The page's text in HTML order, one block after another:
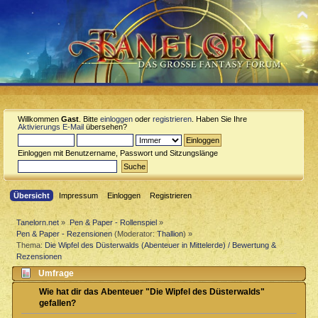
Willkommen Gast . Bitte einloggen oder registrieren . Haben Sie Ihre
Aktivierungs E-Mail übersehen?
Einloggen mit Benutzername, Passwort und Sitzungslänge
Übersicht Impressum Einloggen Registrieren
Tanelorn.net » Pen & Paper - Rollenspiel»
Pen & Paper - Rezensionen(Moderator:Thallion) »
Thema:Die Wipfel des Düsterwalds (Abenteuer in Mittelerde) / Bewertung &
Rezensionen
Umfrage
Wie hat dir das Abenteuer "Die Wipfel des Düsterwalds"
gefallen?